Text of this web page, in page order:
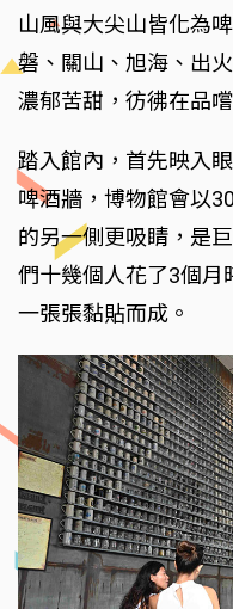
山風與大尖山皆化為
磐、關山、旭海、出
濃郁苦甜，彷彿在品
踏入館內，首先映入
啤酒牆，博物館會以
的另一側更吸睛，是
們十幾個人花了3個月
一張張黏貼而成。